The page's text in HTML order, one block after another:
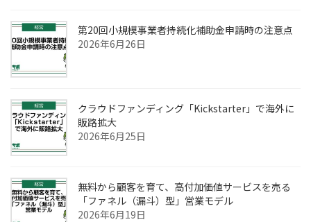
第20回小規模事業者持続化補助金申請時の注意点
2026年6月26日
クラウドファンディング「Kickstarter」で海外に
販路拡大
2026年6月25日
無料から顧客を育て、高付加価値サービスを売る
「ファネル（漏斗）型」営業モデル
2026年6月19日